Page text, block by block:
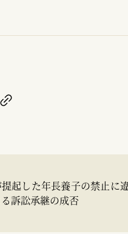
起した年長養子の禁止に
訴訟承継の成否